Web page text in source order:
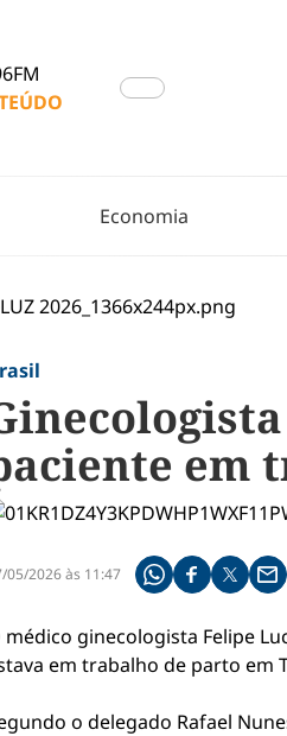
Economia
em
05/2026 às 11:47 Compartilhe pelo
médico ginecologista Felipe
em trabalho de parto em
o delegado Rafael